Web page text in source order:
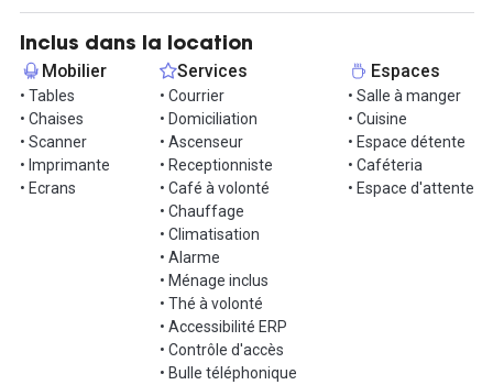
Explorez cet espace aménagé autour d'une superbe rotonde de
140m² offrant une vue panoramique à 180 degrés sur Paris.
Vous y profiterez d'un espace de vie "comme à la maison" pour
travailler ou vous détendre, ainsi que d'un coin déjeuner avec une
cuisine ouverte entièrement équipée. En bonus, sont inclus thé,
café colombien premium et fruits en libre-service.
Alors n'attendez plus et contactez-nous pour une visite !
Inclus dans la location
Mobilier
• Tables
• Chaises
• Scanner
• Imprimante
• Ecrans
Services
• Courrier
• Domiciliation
• Ascenseur
• Receptionniste
• Café à volonté
• Chauffage
• Climatisation
• Alarme
• Ménage inclus
• Thé à volonté
• Accessibilité ERP
• Contrôle d'accès
• Bulle téléphonique
Espaces
• Salle à manger
• Cuisine
• Espace détente
• Caféteria
• Espace d'attente